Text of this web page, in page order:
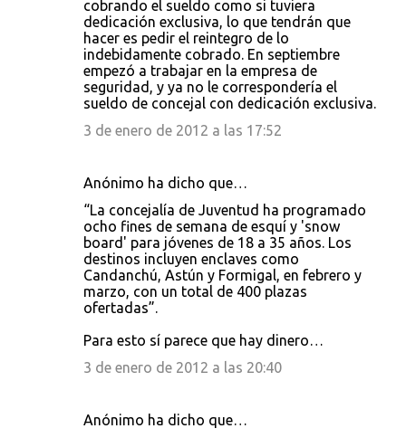
cobrando el sueldo como si tuviera
dedicación exclusiva, lo que tendrán que
hacer es pedir el reintegro de lo
indebidamente cobrado. En septiembre
empezó a trabajar en la empresa de
seguridad, y ya no le correspondería el
sueldo de concejal con dedicación exclusiva.
3 de enero de 2012 a las 17:52
Anónimo ha dicho que…
“La concejalía de Juventud ha programado
ocho fines de semana de esquí y 'snow
board' para jóvenes de 18 a 35 años. Los
destinos incluyen enclaves como
Candanchú, Astún y Formigal, en febrero y
marzo, con un total de 400 plazas
ofertadas”.
Para esto sí parece que hay dinero…
3 de enero de 2012 a las 20:40
Anónimo ha dicho que…